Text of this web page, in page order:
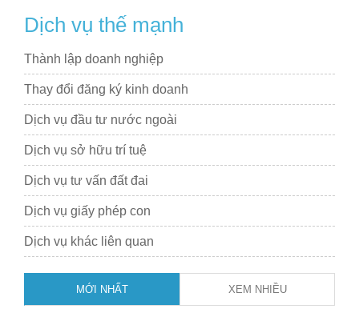
Dịch vụ thế mạnh
Thành lập doanh nghiệp
Thay đổi đăng ký kinh doanh
Dịch vụ đầu tư nước ngoài
Dịch vụ sở hữu trí tuệ
Dịch vụ tư vấn đất đai
Dịch vụ giấy phép con
Dịch vụ khác liên quan
MỚI NHẤT XEM NHIỀU